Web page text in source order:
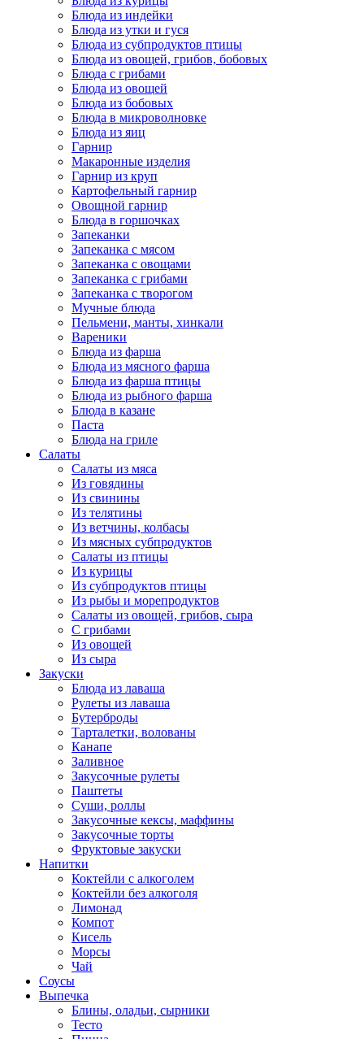
Блюда из индейки
Блюда из утки и гуся
Блюда из субпродуктов птицы
Блюда из овощей, грибов, бобовых
Блюда с грибами
Блюда из овощей
Блюда из бобовых
Блюда в микроволновке
Блюда из яиц
Гарнир
Макаронные изделия
Гарнир из круп
Картофельный гарнир
Овощной гарнир
Блюда в горшочках
Запеканки
Запеканка с мясом
Запеканка с овощами
Запеканка с грибами
Запеканка с творогом
Мучные блюда
Пельмени, манты, хинкали
Вареники
Блюда из фарша
Блюда из мясного фарша
Блюда из фарша птицы
Блюда из рыбного фарша
Блюда в казане
Паста
Блюда на гриле
Салаты
Салаты из мяса
Из говядины
Из свинины
Из телятины
Из ветчины, колбасы
Из мясных субпродуктов
Салаты из птицы
Из курицы
Из субпродуктов птицы
Из рыбы и морепродуктов
Салаты из овощей, грибов, сыра
С грибами
Из овощей
Из сыра
Закуски
Блюда из лаваша
Рулеты из лаваша
Бутерброды
Тарталетки, волованы
Канапе
Заливное
Закусочные рулеты
Паштеты
Суши, роллы
Закусочные кексы, маффины
Закусочные торты
Фруктовые закуски
Напитки
Коктейли с алкоголем
Коктейли без алкоголя
Лимонад
Компот
Кисель
Морсы
Чай
Соусы
Выпечка
Блины, оладьи, сырники
Тесто